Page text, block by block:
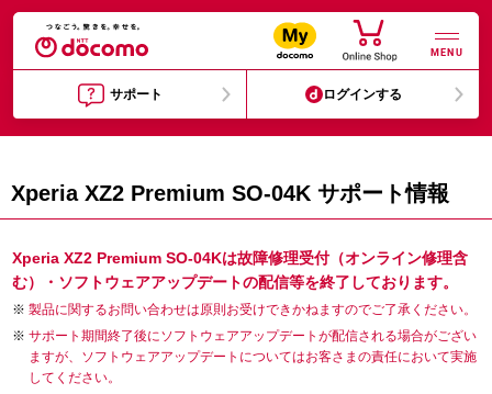
MENU
サポート ログインする
Xperia XZ2 Premium SO-04K サポート情報
Xperia XZ2 Premium SO-04Kは故障修理受付（オンライン修理含
む）・ソフトウェアアップデートの配信等を終了しております。
製品に関するお問い合わせは原則お受けできかねますのでご了承ください。
サポート期間終了後にソフトウェアアップデートが配信される場合がござい
ますが、ソフトウェアアップデートについてはお客さまの責任において実施
してください。